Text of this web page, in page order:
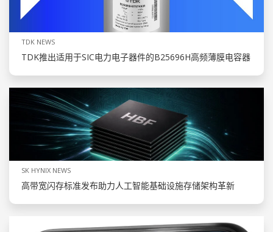
TDK NEWS
TDK推出适用于SIC电力电子器件的B25696H高频薄膜电容器
SK HYNIX NEWS
高带宽闪存标准发布助力人工智能基础设施存储架构革新